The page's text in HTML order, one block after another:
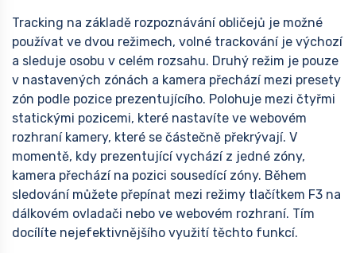
Tracking na základě rozpoznávání obličejů je možné
používat ve dvou režimech, volné trackování je výchozí
a sleduje osobu v celém rozsahu. Druhý režim je pouze
v nastavených zónách a kamera přechází mezi presety
zón podle pozice prezentujícího. Polohuje mezi čtyřmi
statickými pozicemi, které nastavíte ve webovém
rozhraní kamery, které se částečně překrývají. V
momentě, kdy prezentující vychází z jedné zóny,
kamera přechází na pozici sousedící zóny. Během
sledování můžete přepínat mezi režimy tlačítkem F3 na
dálkovém ovladači nebo ve webovém rozhraní. Tím
docílíte nejefektivnějšího využití těchto funkcí.